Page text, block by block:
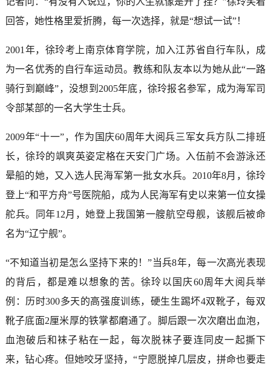
回答，她性格里爱折腾，每一次选择，就是“想试一试”！
2001年，徐玲考上南京体育学院，加入江苏省自行车队，成
为一名优秀的自行车运动员。教练和队友本以为她从此“一路
骑行到巅峰”，没想到2005年底，徐玲报名参军，成为海军司
令部某部的一名大学生士兵。
2009年“十一”，作为国庆60周年大阅兵三军女兵方队二排班
长，徐玲的飒爽英姿定格在天安门广场。入伍前不会游泳还
晕船的她，又入选人民海军第一批女水兵。2010年8月，徐玲
登上“和平方舟”号医院船，成为人民海军有史以来第一位女操
舵兵。同年12月，她登上我国第一艘航空母舰，该舰后被命
名为“辽宁舰”。
“不知道当初是怎么坚持下来的！”当兵8年，每一次高光表现
的背后，都是难以想象的苦。徐玲以国庆60周年大阅兵举
例：历时300多天的高强度训练，硬生生踢坏4双靴子，每双
靴子底面2厘米厚的铁掌都磨通了。脚后跟一次次磨出血泡，
血泡破后和袜子粘在一起，每次脱袜子要连同皮一起撕下
来，钻心疼。但她咬牙坚持，“宁愿脱掉几层皮，拼命也要走